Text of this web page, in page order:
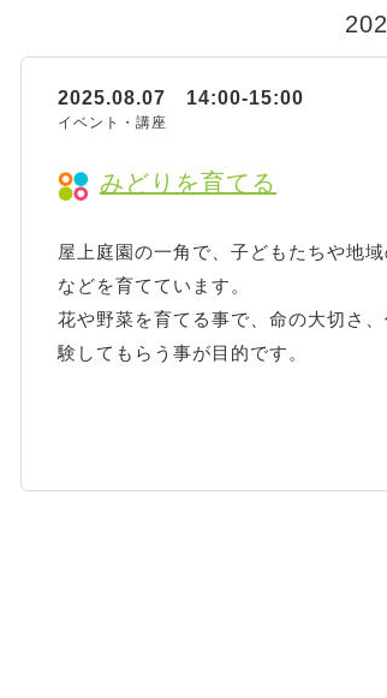
みどりを育てる
2025.08.07 14:00-15:00
イベント・講座
屋上庭園の一角で、子どもたちや地
などを育てています。
花や野菜を育てる事で、命の大切さ
験してもらう事が目的です。